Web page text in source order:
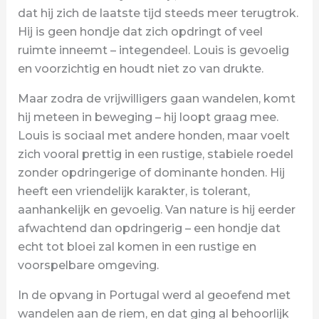
dat hij zich de laatste tijd steeds meer terugtrok.
Hij is geen hondje dat zich opdringt of veel
ruimte inneemt – integendeel. Louis is gevoelig
en voorzichtig en houdt niet zo van drukte.
Maar zodra de vrijwilligers gaan wandelen, komt
hij meteen in beweging – hij loopt graag mee.
Louis is sociaal met andere honden, maar voelt
zich vooral prettig in een rustige, stabiele roedel
zonder opdringerige of dominante honden. Hij
heeft een vriendelijk karakter, is tolerant,
aanhankelijk en gevoelig. Van nature is hij eerder
afwachtend dan opdringerig – een hondje dat
echt tot bloei zal komen in een rustige en
voorspelbare omgeving.
In de opvang in Portugal werd al geoefend met
wandelen aan de riem, en dat ging al behoorlijk